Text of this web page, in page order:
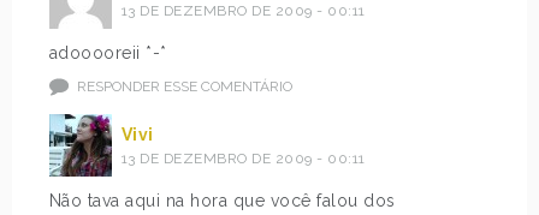
13 DE DEZEMBRO DE 2009 - 00:11
adooooreii *-*
RESPONDER ESSE COMENTÁRIO
Vivi
13 DE DEZEMBRO DE 2009 - 00:11
Não tava aqui na hora que você falou dos